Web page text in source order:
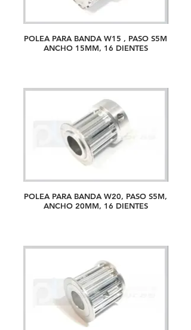
POLEA PARA BANDA W15 , PASO S5M
ANCHO 15MM, 16 DIENTES
POLEA PARA BANDA W20, PASO S5M,
ANCHO 20MM, 16 DIENTES